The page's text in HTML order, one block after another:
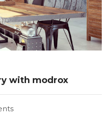
with modrox